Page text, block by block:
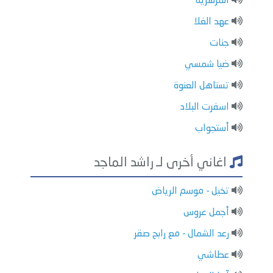
عهد الغلا
جنات
ضيا شمسي
تستاهل العنوة
اسفرت البلاد
أستجواب
اغاني أخرى لـ راشد الماجد
تخيل - موسم الرياض
أجمل عروس
رعد الشمال - مع رابح صقر
عطاشي